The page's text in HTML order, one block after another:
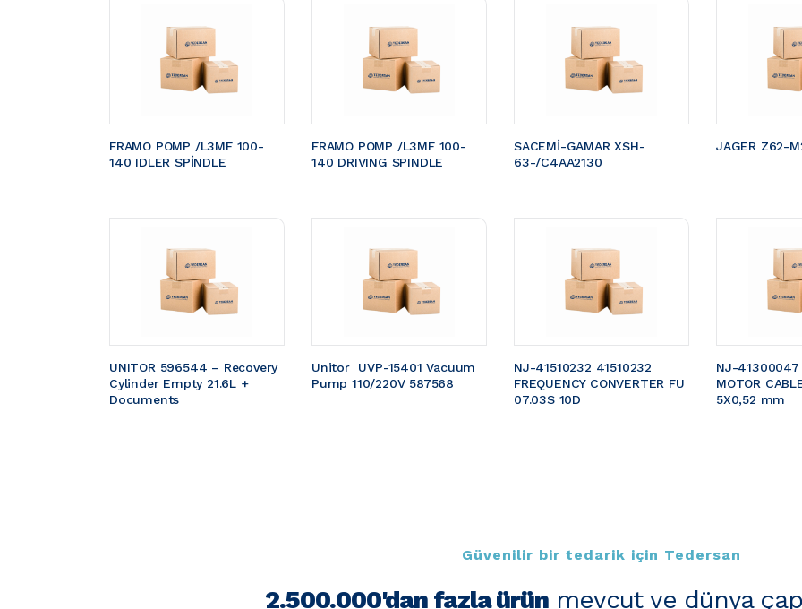
FRAMO POMP /L3MF 100-
140 IDLER SPİNDLE
FRAMO POMP /L3MF 100-
140 DRIVING SPINDLE
SACEMİ-GAMAR XSH-
63-/C4AA2130
JAGER Z62-
UNITOR 596544 – Recovery
Cylinder Empty 21.6L +
Documents
Unitor  UVP-15401 Vacuum
Pump 110/220V 587568
NJ-41510232 41510232
FREQUENCY CONVERTER FU
07.03S 10D
NJ-
MOTOR
5X0,52 mm
Güvenilir bir tedarik için Tedersan
2.500.000'dan fazla ürünmevcut ve dünya